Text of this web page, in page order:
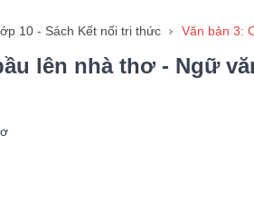
10 - Sách Kết nối tri thức Văn bản 3:
lên nhà thơ - Ngữ